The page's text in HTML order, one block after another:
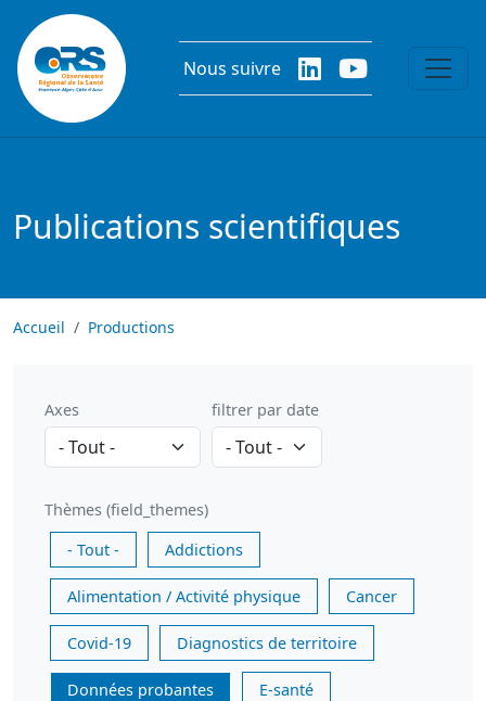
Aller au contenu principal
Nous suivre
Publications scientifiques
Accueil Productions
Axes filtrer par date
Thèmes (field_themes)
- Tout -
Addictions
Alimentation / Activité physique Cancer
Covid-19 Diagnostics de territoire
Données probantes E-santé